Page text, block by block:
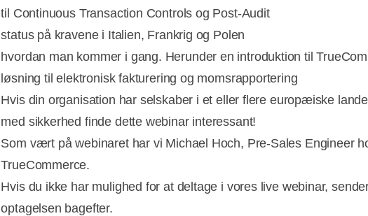
til Continuous Transaction Controls og Post-Audit
status på kravene i Italien, Frankrig og Polen
hvordan man kommer i gang. Herunder en introduktion til
løsning til elektronisk fakturering og momsrapportering
Hvis din organisation har selskaber i et eller flere europæiske
med sikkerhed finde dette webinar interessant!
Som vært på webinaret har vi Michael Hoch, Pre-Sales Engineer
TrueCommerce.
Hvis du ikke har mulighed for at deltage i vores live webinar,
optagelsen bagefter.